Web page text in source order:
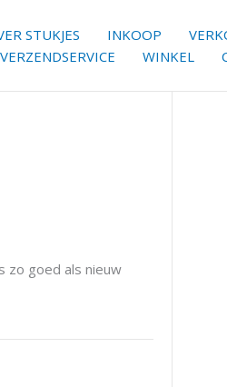
STUKJES INKOOP
WINKEL
zo goed als nieuw